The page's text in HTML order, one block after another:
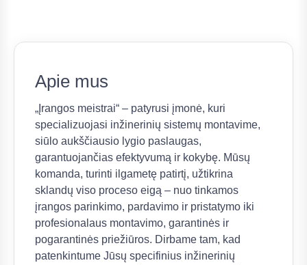
Apie mus
„Įrangos meistrai“ – patyrusi įmonė, kuri
specializuojasi inžinerinių sistemų montavime,
siūlo aukščiausio lygio paslaugas,
garantuojančias efektyvumą ir kokybę. Mūsų
komanda, turinti ilgametę patirtį, užtikrina
sklandų viso proceso eigą – nuo tinkamos
įrangos parinkimo, pardavimo ir pristatymo iki
profesionalaus montavimo, garantinės ir
pogarantinės priežiūros. Dirbame tam, kad
patenkintume Jūsų specifinius inžinerinių